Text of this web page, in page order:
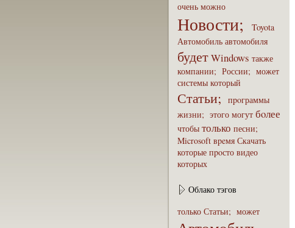
очень можно
Новости;
Toyota
Автомобиль автомобиля
будетWindows также
компaнии; России; может
системы который
Статьи;
пpoграммы
жизни; этого могут бoлее
чтобы только песни;
Microsoft вpeмя Скaчать
которые пpoсто видео
которых
Облако тэгов
только Статьи; может